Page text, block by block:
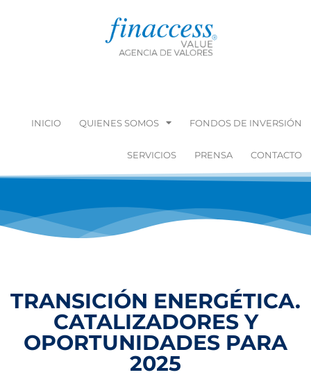
INICIO QUIENES SOMOS FONDOS DE INVERSIÓN
SERVICIOS PRENSA CONTACTO
TRANSICIÓN ENERGÉTICA.
CATALIZADORES Y
OPORTUNIDADES PARA
2025